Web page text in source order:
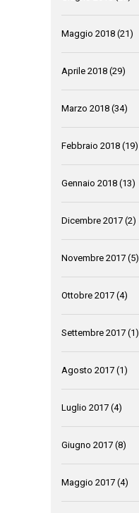
Maggio 2018 (21)
Aprile 2018 (29)
Marzo 2018 (34)
Febbraio 2018 (19)
Gennaio 2018 (13)
Dicembre 2017 (2)
Novembre 2017 (5)
Ottobre 2017 (4)
Settembre 2017 (1)
Agosto 2017 (1)
Luglio 2017 (4)
Giugno 2017 (8)
Maggio 2017 (4)